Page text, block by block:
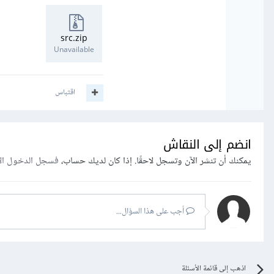
في حال لم يعم قم
src.zip
Unavailable
اقتباس
انضم إلى النقاش
يمكنك أن تنشر الآن وتسجل لاحقًا. إذا كان لديك حساب،فسجل الدخول
أجب على هذا السؤال...
اذهب إلى قائمة الأسئلة